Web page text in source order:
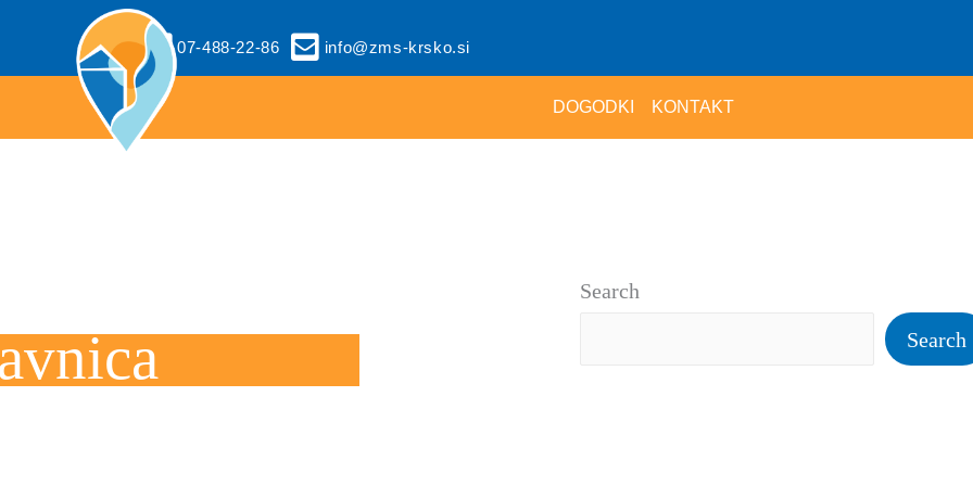
07-488-22-86 info@zms-krsko.si
DOGODKI KONTAKT
Search
Search